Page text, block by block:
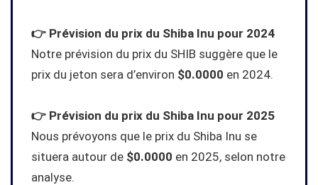
👉 Prévision du prix du Shiba Inu pour 2024
Notre prévision du prix du SHIB suggère que le
prix du jeton sera d’environ $0.0000 en 2024.
👉 Prévision du prix du Shiba Inu pour 2025
Nous prévoyons que le prix du Shiba Inu se
situera autour de $0.0000 en 2025, selon notre
analyse.